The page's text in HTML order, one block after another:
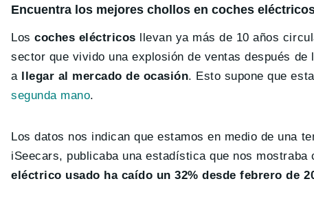
Encuentra los mejores chollos en coches
Los coches eléctricos llevan ya más de 10 años
sector que vivido una explosión de ventas después
a
llegar al mercado de ocasión. Esto supone que
segunda mano.
Los datos nos indican que estamos en medio de una
iSeecars, publicaba una estadística que nos
eléctrico usado ha caído un 32% desde febrero de